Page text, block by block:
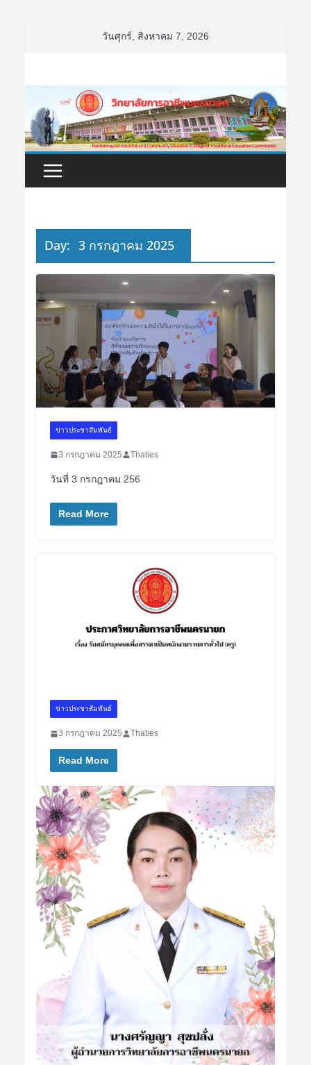
วันศุกร์, สิงหาคม 7, 2026
Day: 3 กรกฎาคม 2025
ข่าวประชาสัมพันธ์
3 กรกฎาคม 2025 Thaties
วันที่ 3 กรกฎาคม 256
Read More
ข่าวประชาสัมพันธ์
3 กรกฎาคม 2025 Thaties
Read More